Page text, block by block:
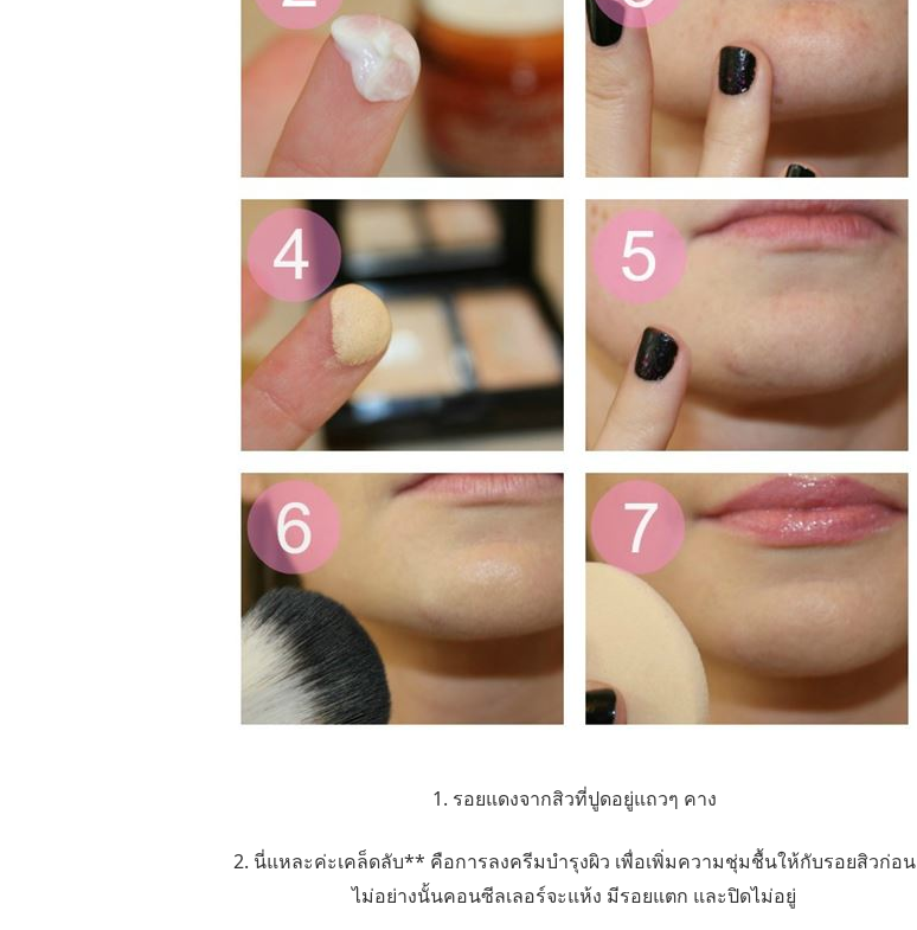
1. รอยแดงจากสิวที่ปูดอยู่แถวๆ คาง
2. นี่แหละค่ะเคล็ดลับ** คือการลงครีมบำรุงผิว เพื่อเพิ่มความชุ่มชื้นให้กับรอยสิวก่อน
ไม่อย่างนั้นคอนซีลเลอร์จะแห้ง มีรอยแตก และปิดไม่อยู่